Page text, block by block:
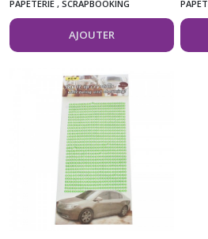
PAPETERIE , SCRAPBOOKING
AJOUTER